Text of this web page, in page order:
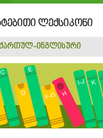
ლექსიკონი
ინგლისური